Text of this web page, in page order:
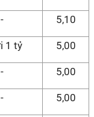
- 5,10
1 tỷ 5,00
- 5,00
- 5,00